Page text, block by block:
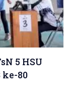
5 HSU
ke-80